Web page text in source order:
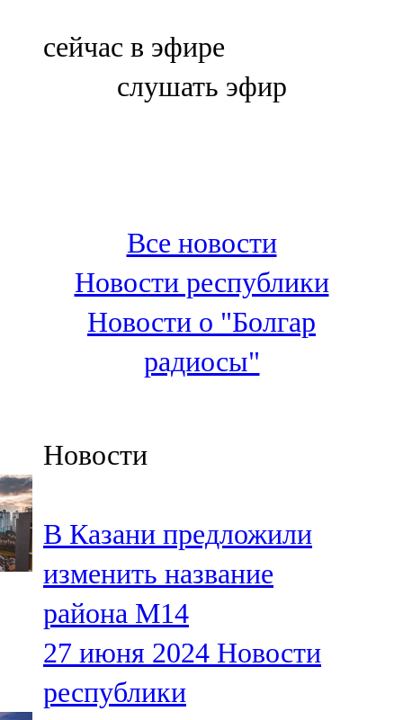
Болгар
100,3 FM
Зәй
106,6 FM
Кадыбаш
105,2 FM
91,5 FM
106,1 FM
Кама тамагы
71,51 FM
Кукмара
107,9 FM
сейчас в эфире
слушать эфир
Все новости
Новости республики
Новости о "Болгар
радиосы"
Новости
В Казани предложили
изменить название
района М14
27 июня 2024 Новости
республики